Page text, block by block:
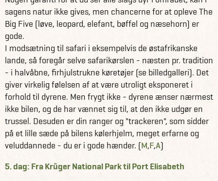
sagens natur ikke gives, men chancerne for at opleve The
Big Five (løve, leopard, elefant, bøffel og næsehorn) er
gode.
I modsætning til safari i eksempelvis de østafrikanske
lande, så foregår selve safarikørslen - næsten pr. tradition
- i halvåbne, firhjulstrukne køretøjer (se billedgalleri). Det
giver virkelig følelsen af at være utroligt eksponeret i
forhold til dyrene. Men frygt ikke - dyrene ænser nærmest
ikke bilen, og de har vænnet sig til, at den ikke udgør en
trussel. Desuden er din ranger og "trackeren", som sidder
på et lille sæde på bilens kølerhjelm, meget erfarne og
veluddannede - du er i gode hænder. (M,F,A)
5. dag: Fra Krüger National Park til Port Elisabeth